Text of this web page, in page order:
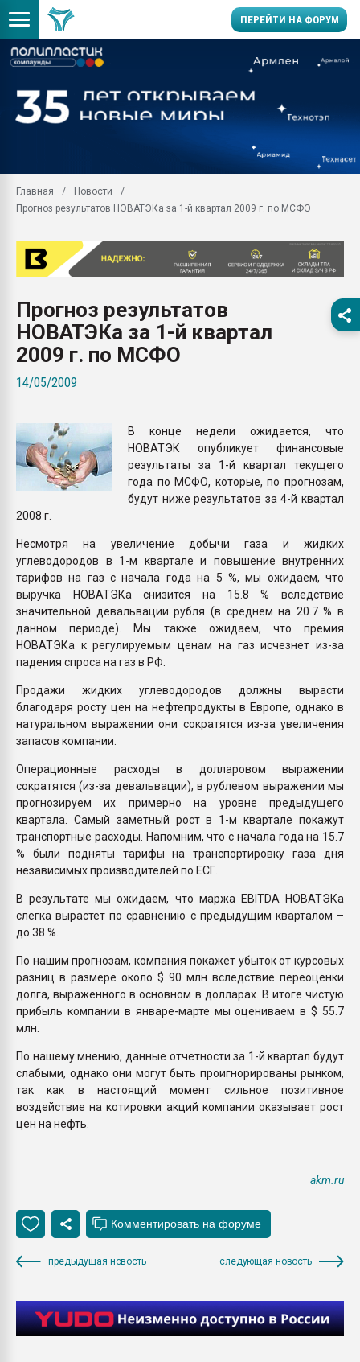
ПЕРЕЙТИ НА ФОРУМ
производство SPC
заводу пластмасс"
Подмосковье, Москва
28.07.2026
28.07.2026
ПЕРЕЙТИ НА
Главная
Новости
Прогноз результатов НОВАТЭКа за 1-й квартал 2009 г. по МСФО
Прогноз результатов
НОВАТЭКа за 1-й квартал
2009 г. по МСФО
14/05/2009
В конце недели ожидается, что
НОВАТЭК опубликует финансовые
результаты за 1-й квартал текущего
года по МСФО, которые, по прогнозам,
будут ниже результатов за 4-й квартал
2008 г.
Несмотря на увеличение добычи газа и жидких
углеводородов в 1-м квартале и повышение внутренних
тарифов на газ с начала года на 5 %, мы ожидаем, что
выручка НОВАТЭКа снизится на 15.8 % вследствие
значительной девальвации рубля (в среднем на 20.7 % в
данном периоде). Мы также ожидаем, что премия
НОВАТЭКа к регулируемым ценам на газ исчезнет из-за
падения спроса на газ в РФ.
Продажи жидких углеводородов должны вырасти
благодаря росту цен на нефтепродукты в Европе, однако в
натуральном выражении они сократятся из-за увеличения
запасов компании.
Операционные расходы в долларовом выражении
сократятся (из-за девальвации), в рублевом выражении мы
прогнозируем их примерно на уровне предыдущего
квартала. Самый заметный рост в 1-м квартале покажут
транспортные расходы. Напомним, что с начала года на 15.7
% были подняты тарифы на транспортировку газа дня
независимых производителей по ЕСГ.
В результате мы ожидаем, что маржа EBITDA НОВАТЭКа
слегка вырастет по сравнению с предыдущим кварталом –
до 38 %.
По нашим прогнозам, компания покажет убыток от курсовых
разниц в размере около $ 90 млн вследствие переоценки
долга, выраженного в основном в долларах. В итоге чистую
прибыль компании в январе-марте мы оцениваем в $ 55.7
млн.
По нашему мнению, данные отчетности за 1-й квартал будут
слабыми, однако они могут быть проигнорированы рынком,
так как в настоящий момент сильное позитивное
воздействие на котировки акций компании оказывает рост
цен на нефть.
akm.ru
предыдущая новость следующая новость